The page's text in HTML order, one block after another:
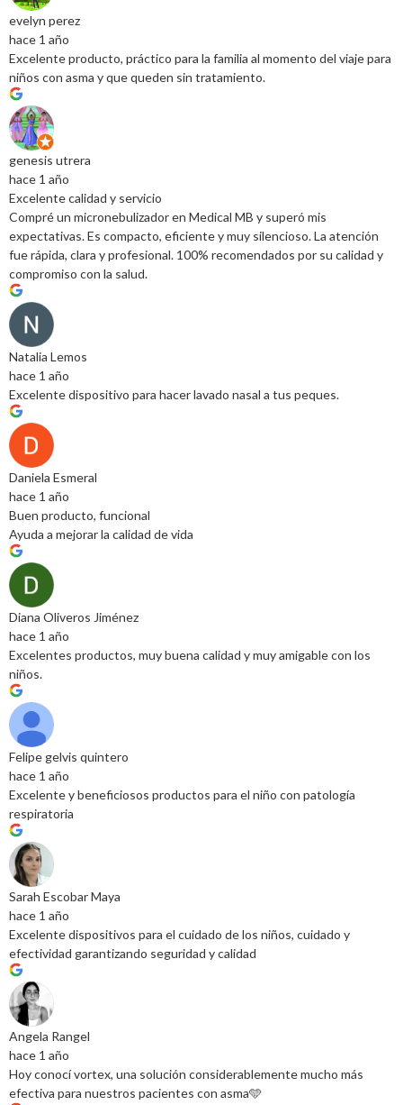
evelyn perez
hace 1 año
Excelente producto, práctico para la familia al momento del viaje para
niños con asma y que queden sin tratamiento.
genesis utrera
hace 1 año
Excelente calidad y servicio
Compré un micronebulizador en Medical MB y superó mis
expectativas. Es compacto, eficiente y muy silencioso. La atención
fue rápida, clara y profesional. 100% recomendados por su calidad y
compromiso con la salud.
Natalia Lemos
hace 1 año
Excelente dispositivo para hacer lavado nasal a tus peques.
Daniela Esmeral
hace 1 año
Buen producto, funcional
Ayuda a mejorar la calidad de vida
Diana Oliveros Jiménez
hace 1 año
Excelentes productos, muy buena calidad y muy amigable con los
niños.
Felipe gelvis quintero
hace 1 año
Excelente y beneficiosos productos para el niño con patología
respiratoria
Sarah Escobar Maya
hace 1 año
Excelente dispositivos para el cuidado de los niños, cuidado y
efectividad garantizando seguridad y calidad
Angela Rangel
hace 1 año
Hoy conocí vortex, una solución considerablemente mucho más
efectiva para nuestros pacientes con asma🩵